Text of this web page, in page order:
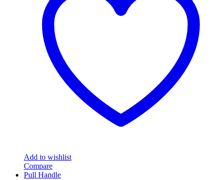
options
chosen
Add to wishlist
Compare
Pull Handle